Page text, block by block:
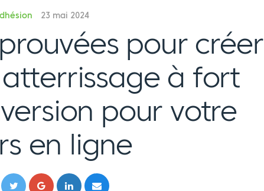
23 mai 2024
pour créer
à fort
pour votre
en ligne